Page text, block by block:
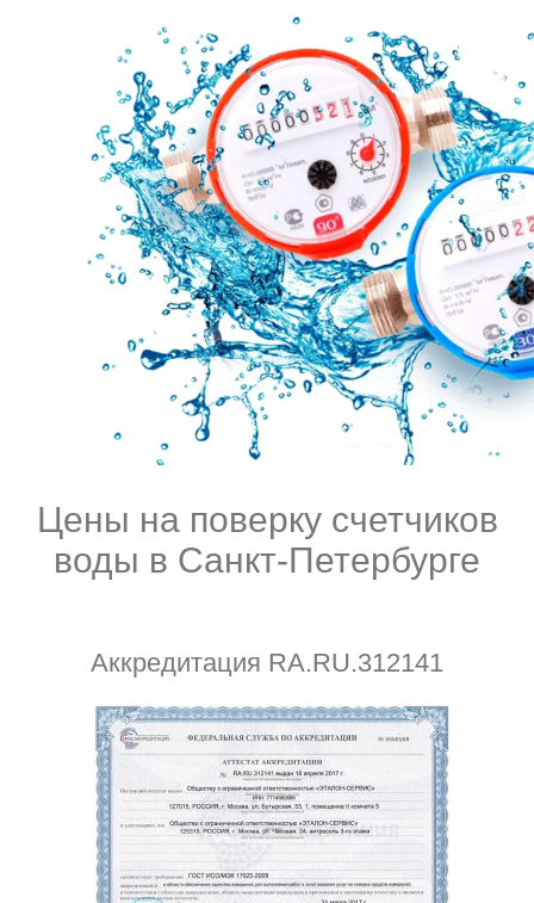
Цены на поверку счетчиков
воды в Санкт-Петербурге
Аккредитация RA.RU.312141